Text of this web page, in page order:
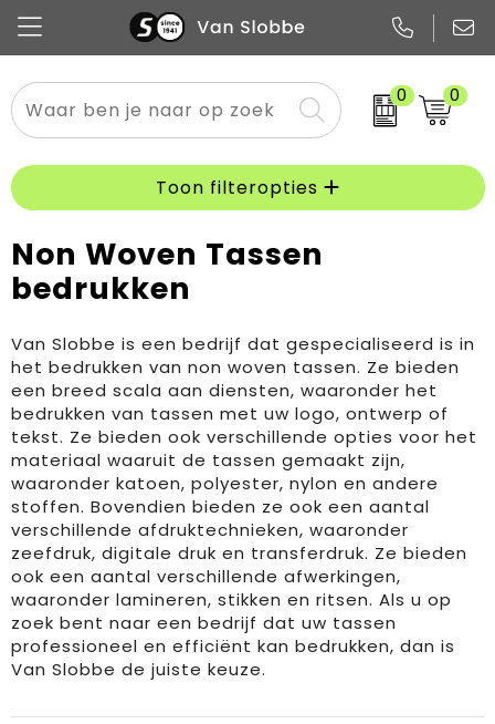
0 0
Alle categorieën
Tech
Pennen
Potloden
Notitieboekjes
Flessen
Mokken en bekers
Glazen en karaffen
Meest gekozen
Buitenkleding
Boodschappen- en draagtassen
Zakelijke tassen
Sport & vrije tijdToon filteropties
Non Woven Tassen
bedrukken
Van Slobbe is een bedrijf dat gespecialiseerd is in
het bedrukken van non woven tassen. Ze bieden
een breed scala aan diensten, waaronder het
bedrukken van tassen met uw logo, ontwerp of
tekst. Ze bieden ook verschillende opties voor het
materiaal waaruit de tassen gemaakt zijn,
waaronder katoen, polyester, nylon en andere
stoffen. Bovendien bieden ze ook een aantal
verschillende afdruktechnieken, waaronder
zeefdruk, digitale druk en transferdruk. Ze bieden
ook een aantal verschillende afwerkingen,
waaronder lamineren, stikken en ritsen. Als u op
zoek bent naar een bedrijf dat uw tassen
professioneel en efficiënt kan bedrukken, dan is
Van Slobbe de juiste keuze.